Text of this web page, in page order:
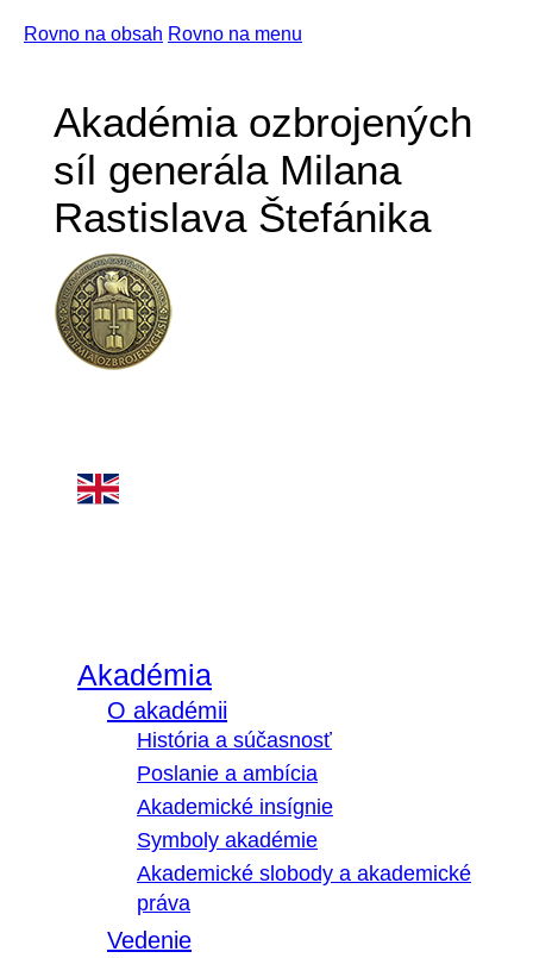
Rovno na obsah Rovno na menu
Akadémia ozbrojených
síl generála Milana
Rastislava Štefánika
Akadémia
O akadémii
História a súčasnosť
Poslanie a ambícia
Akademické insígnie
Symboly akadémie
Akademické slobody a akademické
práva
Vedenie